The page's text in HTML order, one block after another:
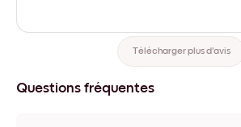
Télécharger plus d'avis
Questions fréquentes